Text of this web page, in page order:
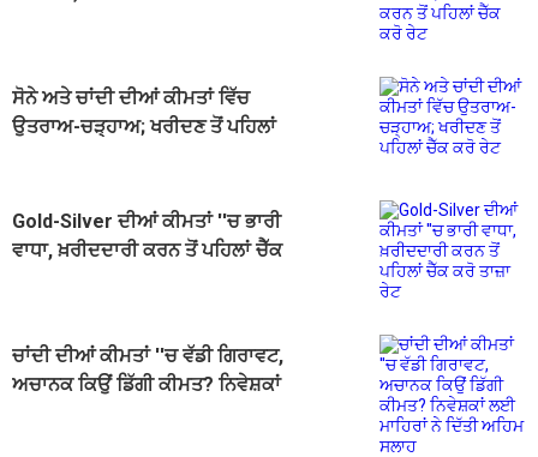
ਸੋਨੇ ਅਤੇ ਚਾਂਦੀ ਦੀਆਂ ਕੀਮਤਾਂ ਵਿੱਚ
ਉਤਰਾਅ-ਚੜ੍ਹਾਅ; ਖਰੀਦਣ ਤੋਂ ਪਹਿਲਾਂ
Gold-Silver ਦੀਆਂ ਕੀਮਤਾਂ ''ਚ ਭਾਰੀ
ਵਾਧਾ, ਖ਼ਰੀਦਦਾਰੀ ਕਰਨ ਤੋਂ ਪਹਿਲਾਂ ਚੈੱਕ
ਚਾਂਦੀ ਦੀਆਂ ਕੀਮਤਾਂ ''ਚ ਵੱਡੀ ਗਿਰਾਵਟ,
ਅਚਾਨਕ ਕਿਉਂ ਡਿੱਗੀ ਕੀਮਤ? ਨਿਵੇਸ਼ਕਾਂ